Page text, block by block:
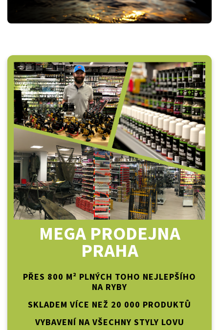
MEGA PRODEJNA
PRAHA
PŘES 800 M² PLNÝCH TOHO NEJLEPŠÍHO
NA RYBY
SKLADEM VÍCE NEŽ 20 000 PRODUKTŮ
VYBAVENÍ NA VŠECHNY STYLY LOVU